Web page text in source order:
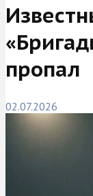
пропал
02.07.2026